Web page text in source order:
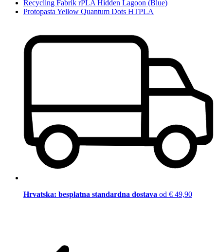
Recycling Fabrik rPLA Hidden Lagoon (Blue)
Protopasta Yellow Quantum Dots HTPLA
Hrvatska: besplatna standardna dostava od € 49,90